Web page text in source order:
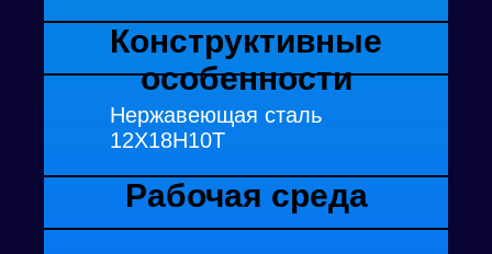
Конструктивные
особенности
Нержавеющая сталь
12Х18Н10T
Рабочая среда